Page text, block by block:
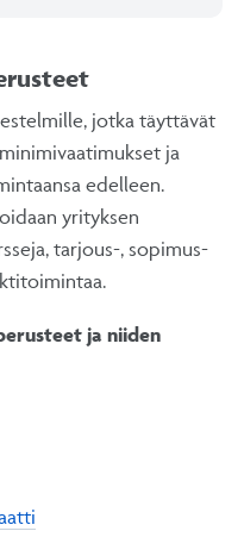
jotka täyttävät
ja
edelleen.
yrityksen
tarjous-, sopimus-
ja niiden